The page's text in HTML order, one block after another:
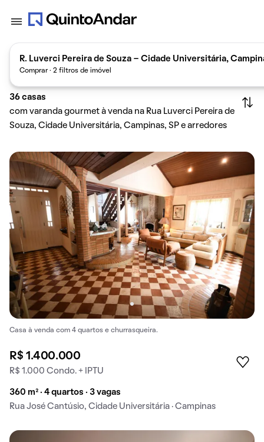
R. Luverci Pereira de Souza - Cidade Universitária,
Comprar · 2 filtros de imóvel
36 casas
com varanda gourmet à venda na Rua Luverci Pereira de
Souza, Cidade Universitária, Campinas, SP e arredores
Casa à venda com 4 quartos e churrasqueira.
R$ 1.400.000
R$ 1.000 Condo. + IPTU
360 m² · 4 quartos · 3 vagas
Rua José Cantúsio, Cidade Universitária · Campinas